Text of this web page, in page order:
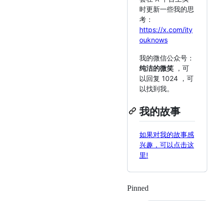
时更新一些我的思
考：
https://x.com/ity
ouknows
我的微信公众号：
纯洁的微笑 ，可
以回复 1024 ，可
以找到我。
我的故事
如果对我的故事感
兴趣，可以点击这
里!
Pinned